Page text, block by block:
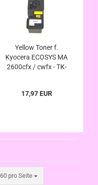
Yellow Toner f.
Kyocera ECOSYS MA
2600cfx / cwfx - TK-
17,97 EUR
60 pro Seite
pro Seite